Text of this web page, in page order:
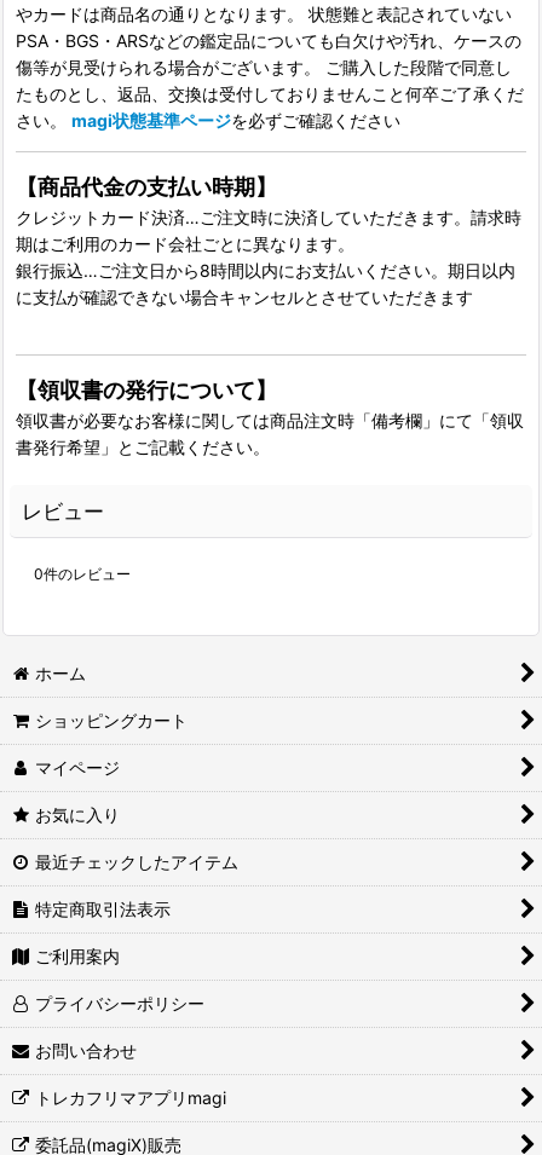
やカードは商品名の通りとなります。 状態難と表記されていない
PSA・BGS・ARSなどの鑑定品についても白欠けや汚れ、ケースの
傷等が見受けられる場合がございます。 ご購入した段階で同意し
たものとし、返品、交換は受付しておりませんこと何卒ご了承くだ
さい。 magi状態基準ページを必ずご確認ください
【商品代金の支払い時期】
クレジットカード決済…ご注文時に決済していただきます。請求時
期はご利用のカード会社ごとに異なります。
銀行振込…ご注文日から8時間以内にお支払いください。期日以内
に支払が確認できない場合キャンセルとさせていただきます
【領収書の発行について】
領収書が必要なお客様に関しては商品注文時「備考欄」にて「領収
書発行希望」とご記載ください。
レビュー
0件のレビュー
ホーム
ショッピングカート
マイページ
お気に入り
最近チェックしたアイテム
特定商取引法表示
ご利用案内
プライバシーポリシー
お問い合わせ
トレカフリマアプリmagi
委託品(magiX)販売